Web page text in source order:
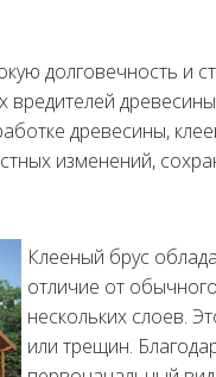
долговечность и
вредителей
древесины,
изменений,
Клееный брус
отличие от
нескольких слоев.
или трещин.